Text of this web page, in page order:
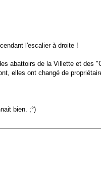
l'escalier à droite !
abattoirs de la Villette et des
elles ont changé de
bien. ;°)